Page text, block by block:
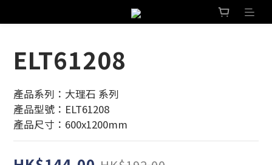
ELT61208
產品系列：大理石 系列
產品型號：ELT61208
產品尺寸：600x1200mm